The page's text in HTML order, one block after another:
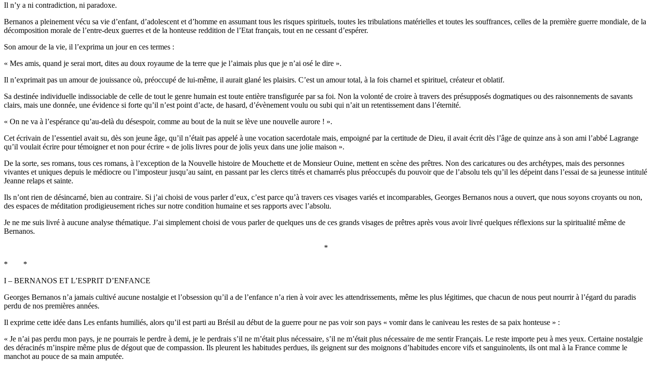
Il n’y a ni contradiction, ni paradoxe.
Bernanos a pleinement vécu sa vie d’enfant, d’adolescent et d’homme en assumant tous les risques spirituels, toutes les tribulations matérielles et toutes les souffrances, celles de la première guerre mondiale, de la
décomposition morale de l’entre-deux guerres et de la honteuse reddition de l’Etat français, tout en ne cessant d’espérer.
Son amour de la vie, il l’exprima un jour en ces termes :
« Mes amis, quand je serai mort, dites au doux royaume de la terre que je l’aimais plus que je n’ai osé le dire ».
Il n’exprimait pas un amour de jouissance où, préoccupé de lui-même, il aurait glané les plaisirs. C’est un amour total, à la fois charnel et spirituel, créateur et oblatif.
Sa destinée individuelle indissociable de celle de tout le genre humain est toute entière transfigurée par sa foi. Non la volonté de croire à travers des présupposés dogmatiques ou des raisonnements de savants
clairs, mais une donnée, une évidence si forte qu’il n’est point d’acte, de hasard, d’évènement voulu ou subi qui n’ait un retentissement dans l’éternité.
« On ne va à l’espérance qu’au-delà du désespoir, comme au bout de la nuit se lève une nouvelle aurore ! ».
Cet écrivain de l’essentiel avait su, dès son jeune âge, qu’il n’était pas appelé à une vocation sacerdotale mais, empoigné par la certitude de Dieu, il avait écrit dès l’âge de quinze ans à son ami l’abbé Lagrange
qu’il voulait écrire pour témoigner et non pour écrire « de jolis livres pour de jolis yeux dans une jolie maison ».
De la sorte, ses romans, tous ces romans, à l’exception de la Nouvelle histoire de Mouchette et de Monsieur Ouine, mettent en scène des prêtres. Non des caricatures ou des archétypes, mais des personnes
vivantes et uniques depuis le médiocre ou l’imposteur jusqu’au saint, en passant par les clercs titrés et chamarrés plus préoccupés du pouvoir que de l’absolu tels qu’il les dépeint dans l’essai de sa jeunesse intitulé
Jeanne relaps et sainte.
Ils n’ont rien de désincarné, bien au contraire. Si j’ai choisi de vous parler d’eux, c’est parce qu’à travers ces visages variés et incomparables, Georges Bernanos nous a ouvert, que nous soyons croyants ou non,
des espaces de méditation prodigieusement riches sur notre condition humaine et ses rapports avec l’absolu.
Je ne me suis livré à aucune analyse thématique. J’ai simplement choisi de vous parler de quelques uns de ces grands visages de prêtres après vous avoir livré quelques réflexions sur la spiritualité même de
Bernanos.
*
* *
I – BERNANOS ET L’ESPRIT D’ENFANCE
Georges Bernanos n’a jamais cultivé aucune nostalgie et l’obsession qu’il a de l’enfance n’a rien à voir avec les attendrissements, même les plus légitimes, que chacun de nous peut nourrir à l’égard du paradis
perdu de nos premières années.
Il exprime cette idée dans Les enfants humiliés, alors qu’il est parti au Brésil au début de la guerre pour ne pas voir son pays « vomir dans le caniveau les restes de sa paix honteuse » :
« Je n’ai pas perdu mon pays, je ne pourrais le perdre à demi, je le perdrais s’il ne m’était plus nécessaire, s’il ne m’était plus nécessaire de me sentir Français. Le reste importe peu à mes yeux. Certaine nostalgie
des déracinés m’inspire même plus de dégout que de compassion. Ils pleurent les habitudes perdues, ils geignent sur des moignons d’habitudes encore vifs et sanguinolents, ils ont mal à la France comme le
manchot au pouce de sa main amputée.